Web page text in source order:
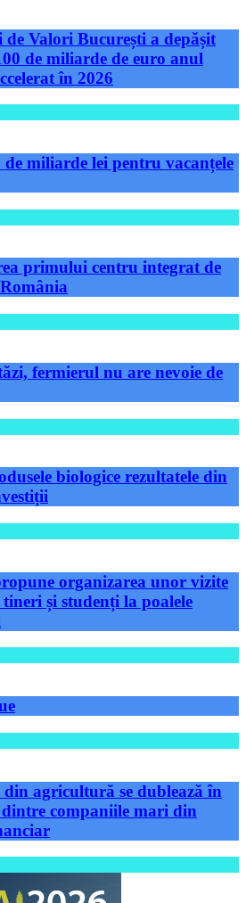
Valori București a depășit
de miliarde de euro anul
în 2026
de miliarde lei pentru vacanțele
primului centru integrat de
fermierul nu are nevoie de
biologice rezultatele din
organizarea unor vizite
și studenți la poalele
agricultură se dublează în
dintre companiile mari din